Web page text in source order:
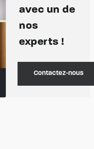
avec un de
nos
experts !
Contactez-nous